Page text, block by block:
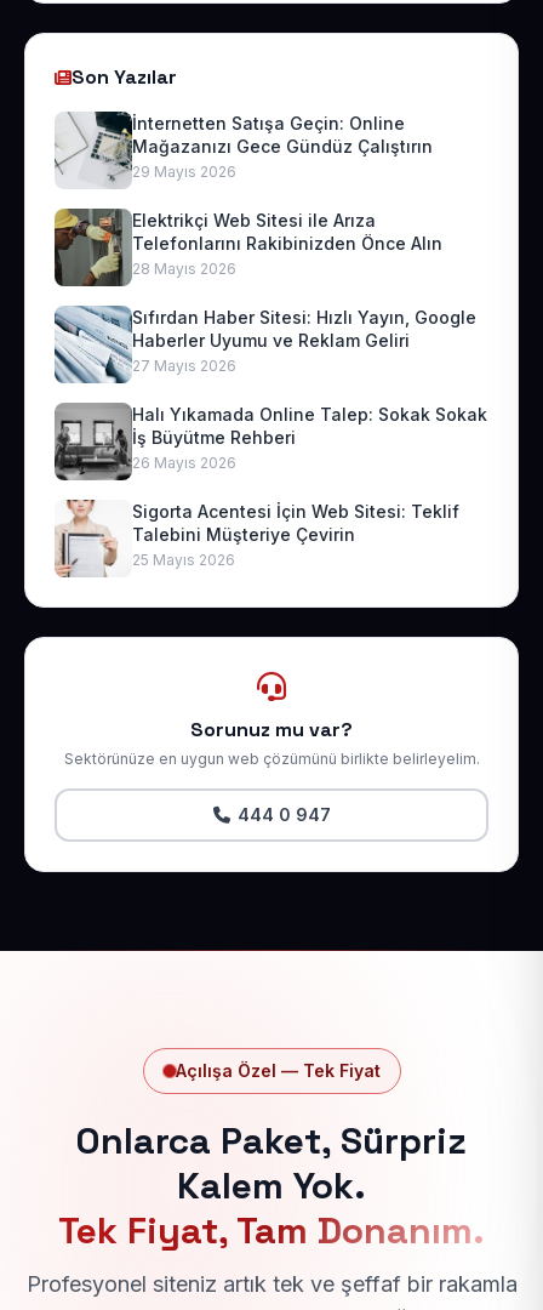
Son Yazılar
İnternetten Satışa Geçin: Online
Mağazanızı Gece Gündüz Çalıştırın
29 Mayıs 2026
Elektrikçi Web Sitesi ile Arıza
Telefonlarını Rakibinizden Önce Alın
28 Mayıs 2026
Sıfırdan Haber Sitesi: Hızlı Yayın, Google
Haberler Uyumu ve Reklam Geliri
27 Mayıs 2026
Halı Yıkamada Online Talep: Sokak Sokak
İş Büyütme Rehberi
26 Mayıs 2026
Sigorta Acentesi İçin Web Sitesi: Teklif
Talebini Müşteriye Çevirin
25 Mayıs 2026
Sorunuz mu var?
Sektörünüze en uygun web çözümünü birlikte belirleyelim.
444 0 947
Açılışa Özel — Tek Fiyat
Onlarca Paket, Sürpriz
Kalem Yok.
Tek Fiyat, Tam Donanım.
Profesyonel siteniz artık tek ve şeffaf bir rakamla